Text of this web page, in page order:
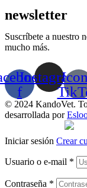
newsletter
Suscríbete a nuestro
mucho más.
f
Instagram
© 2024 KandoVet.
desarrollada por
Iniciar sesión Crear
Usuario o e-mail *
Contraseña *